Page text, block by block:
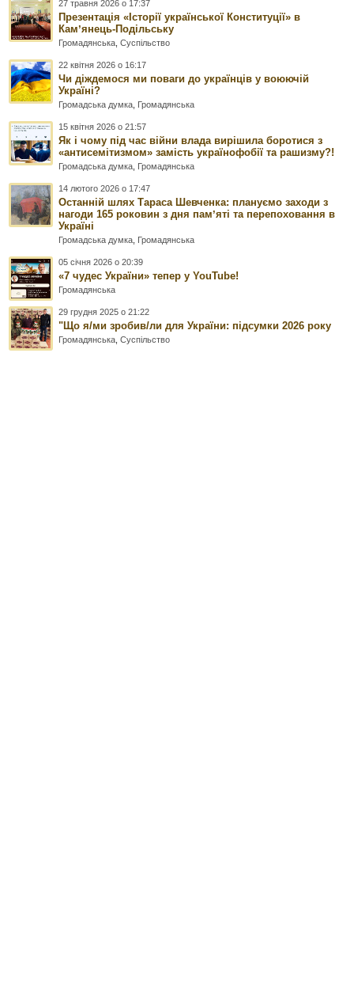
27 травня 2026 о 17:37
Презентація «Історії української Конституції» в
Камʼянець-Подільську
Громадянська,Суспільство
22 квітня 2026 о 16:17
Чи діждемося ми поваги до українців у воюючій
Україні?
Громадська думка, Громадянська
15 квітня 2026 о 21:57
Як і чому під час війни влада вирішила боротися з
«антисемітизмом» замість українофобії та рашизму?!
Громадська думка, Громадянська
14 лютого 2026 о 17:47
Останній шлях Тараса Шевченка: плануємо заходи з
нагоди 165 роковин з дня памʼяті та перепоховання в
Україні
Громадська думка, Громадянська
05 січня 2026 о 20:39
«7 чудес України» тепер у YouTube!
Громадянська
29 грудня 2025 о 21:22
"Що я/ми зробив/ли для України: підсумки 2026 року
Громадянська,Суспільство